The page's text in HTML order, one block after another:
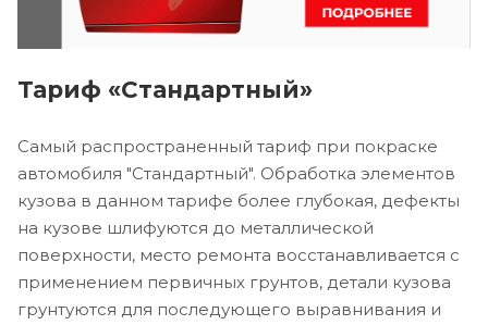
Тариф «Стандартный»
Самый распространенный тариф при покраске
автомобиля "Стандартный". Обработка элементов
кузова в данном тарифе более глубокая, дефекты
на кузове шлифуются до металлической
поверхности, место ремонта восстанавливается с
применением первичных грунтов, детали кузова
грунтуются для последующего выравнивания и